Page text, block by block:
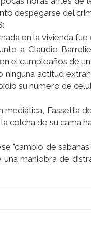
despegarse del
en la vivienda
a Claudio
el cumpleaños de
ninguna actitud
su número de
mediática, Fassetta
colcha de su cama
"cambio de
maniobra de